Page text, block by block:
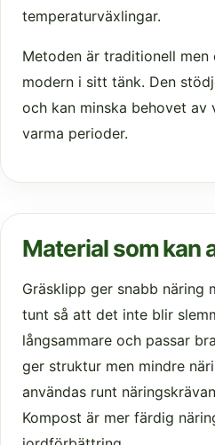
temperaturväxlingar.
Metoden är traditionell men
modern i sitt tänk. Den
och kan minska behovet av
varma perioder.
Material som kan
Gräsklipp ger snabb näring
tunt så att det inte blir
långsammare och passar
ger struktur men mindre
användas runt
Kompost är mer färdig